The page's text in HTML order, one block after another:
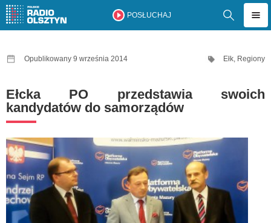
POSŁUCHAJ
Opublikowany 9 września 2014 Ełk, Regiony
Ełcka PO przedstawia swoich
kandydatów do samorządów